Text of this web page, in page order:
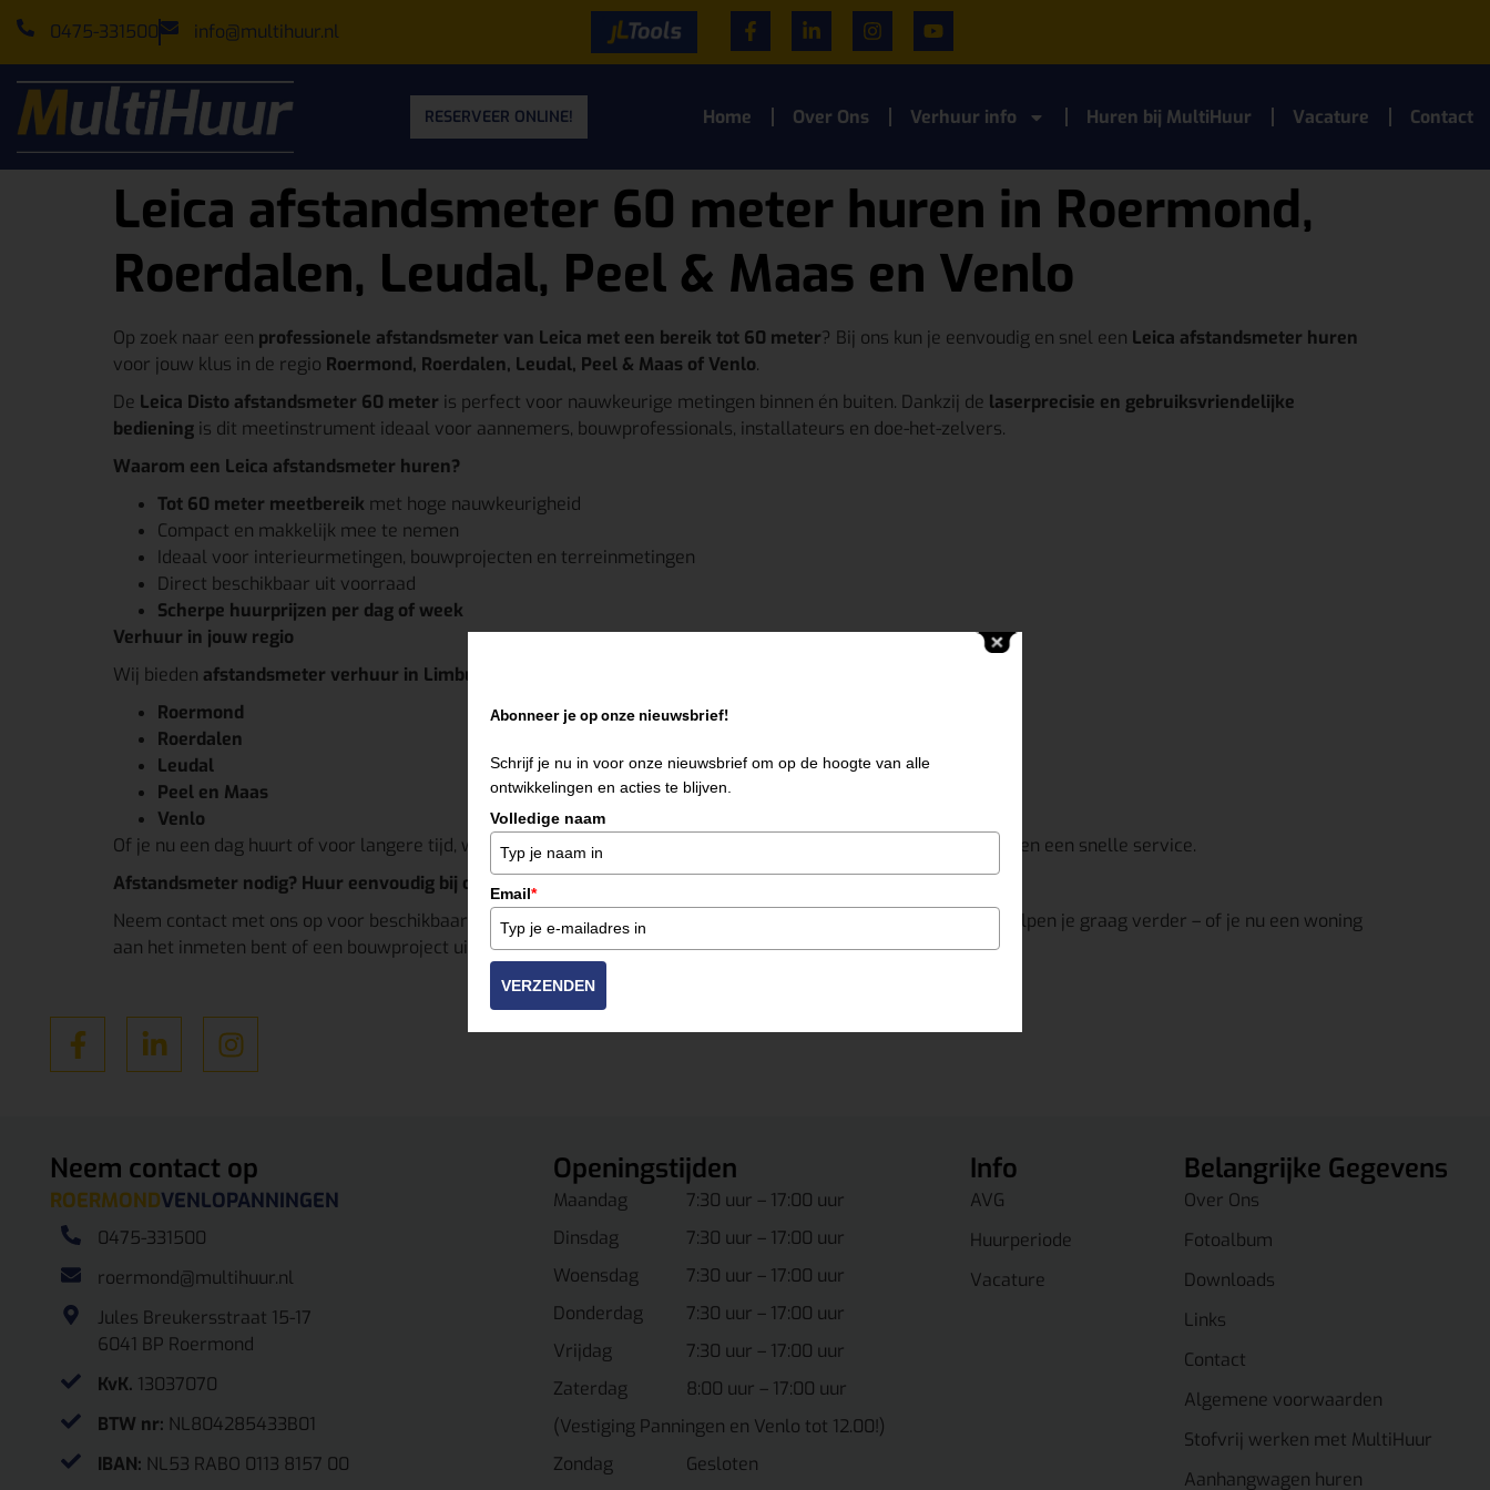
0475-331500 info@multihuur.nl
RESERVEER ONLINE! Home Over Ons Verhuur info Huren bij MultiHuur Vacature Contact
Leica afstandsmeter 60 meter huren in Roermond,
Roerdalen, Leudal, Peel & Maas en Venlo
Op zoek naar een professionele afstandsmeter van Leica met een bereik tot 60 meter? Bij ons kun je eenvoudig en snel een Leica afstandsmeter huren
voor jouw klus in de regio Roermond, Roerdalen, Leudal, Peel & Maas of Venlo.
De Leica Disto afstandsmeter 60 meter is perfect voor nauwkeurige metingen binnen én buiten. Dankzij de laserprecisie en gebruiksvriendelijke
bediening is dit meetinstrument ideaal voor aannemers, bouwprofessionals, installateurs en doe-het-zelvers.
Waarom een Leica afstandsmeter huren?
Tot 60 meter meetbereik met hoge nauwkeurigheid
Compact en makkelijk mee te nemen
Ideaal voor interieurmetingen, bouwprojecten en terreinmetingen
Direct beschikbaar uit voorraad
Scherpe huurprijzen per dag of week
Verhuur in jouw regio
Wij bieden afstandsmeter verhuur in Limburg
Roermond
Roerdalen
Leudal
Peel en Maas
Venlo
Of je nu een dag huurt of voor langere tijd, wij zorgen voor goed onderhouden apparatuur, duidelijke instructies en een snelle service.
Afstandsmeter nodig? Huur eenvoudig bij ons!
Neem contact met ons op voor beschikbaarheid of reserveer direct jouw
. Wij helpen je graag verder – of je nu een woning
aan het inmeten bent of een bouwproject uitvoert.
Neem contact op
ROERMONDVENLOPANNINGEN
0475-331500
roermond@multihuur.nl
Jules Breukersstraat 15-17
6041 BP Roermond
KvK. 13037070
BTW nr: NL804285433B01
IBAN: NL53 RABO 0113 8157 00
Openingstijden
Maandag
7:30 uur – 17:00 uur
Dinsdag
7:30 uur – 17:00 uur
Woensdag
7:30 uur – 17:00 uur
Donderdag
7:30 uur – 17:00 uur
Vrijdag
7:30 uur – 17:00 uur
Zaterdag
8:00 uur – 17:00 uur
(Vestiging Panningen en Venlo tot 12.00!)
Zondag
Gesloten
Info
AVG
Huurperiode
Vacature
Belangrijke Gegevens
Over Ons
Fotoalbum
Downloads
Links
Contact
Algemene voorwaarden
Stofvrij werken met MultiHuur
Aanhangwagen huren
Abonneer je op onze nieuwsbrief!
Schrijf je nu in voor onze nieuwsbrief om op de hoogte van alle
ontwikkelingen en acties te blijven.
Volledige naam
Email*
VERZENDEN